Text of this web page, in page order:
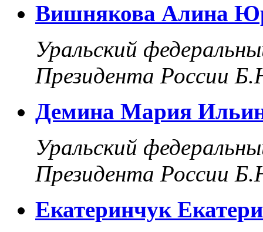
Вишнякова Алина
Уральский
Президента России
Демина Мария
Уральский
Президента России
Екатеринчук